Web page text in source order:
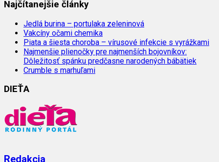
Najčítanejšie články
Jedlá burina – portulaka zeleninová
Vakcíny očami chemika
Piata a šiesta choroba – vírusové infekcie s vyrážkami
Najmenšie plienočky pre najmenších bojovníkov:
Dôležitosť spánku predčasne narodených bábätiek
Crumble s marhuľami
DIEŤA
Redakcia